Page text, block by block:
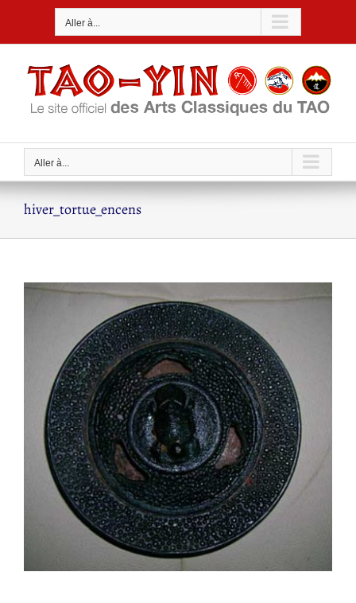
Aller à...
Aller à...
hiver_tortue_encens